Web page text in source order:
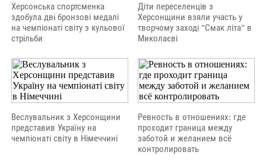
Херсонська спортсменка
здобула дві бронзові медалі
на чемпіонаті світу з кульової
стрільби
Діти переселенців з
Херсонщини взяли участь у
творчому заході "Смак літа" в
Миколаєві
Веслувальник з Херсонщини
представив Україну на
чемпіонаті світу в Німеччині
Ревность в отношениях: где
проходит граница между
заботой и желанием всё
контролировать